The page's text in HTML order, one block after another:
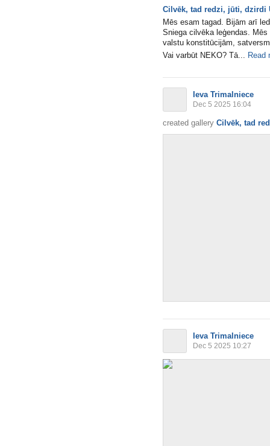
Cilvēk, tad redzi, jūti, dzirdi
Mēs esam tagad. Bijām arī
Sniega cilvēka leģendas.
valstu konstitūcijām,
Vai varbūt NEKO? Tā... Read
Ieva Trimalniece
Dec 5 2025 16:04
created gallery Cilvēk, tad
Ieva Trimalniece
Dec 5 2025 10:27